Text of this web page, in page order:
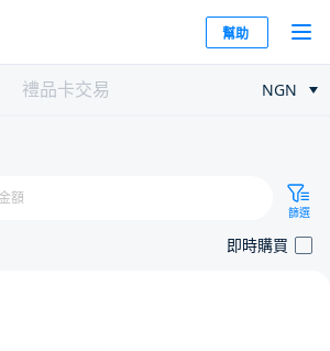
幫助
禮品卡交易 NGN
篩選
即時購買